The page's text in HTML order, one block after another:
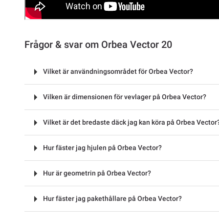
Frågor & svar om Orbea Vector 20
Vilket är användningsområdet för Orbea Vector?
Vilken är dimensionen för vevlager på Orbea Vector?
Vilket är det bredaste däck jag kan köra på Orbea
Hur fäster jag hjulen på Orbea Vector?
Hur är geometrin på Orbea Vector?
Hur fäster jag pakethållare på Orbea Vector?